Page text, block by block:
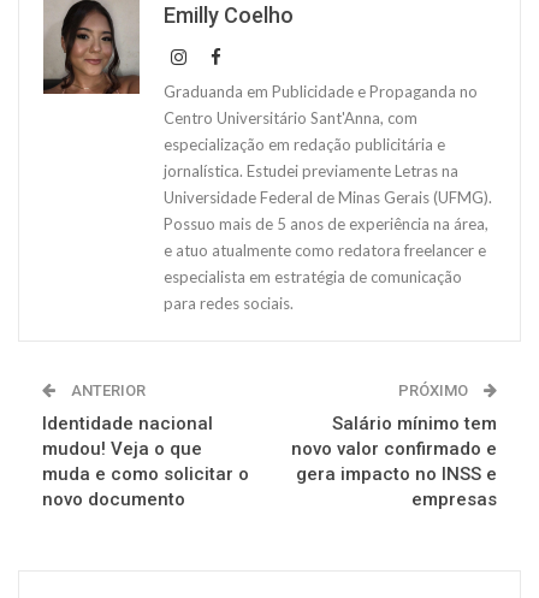
Emilly Coelho
Graduanda em Publicidade e Propaganda no
Centro Universitário Sant'Anna, com
especialização em redação publicitária e
jornalística. Estudei previamente Letras na
Universidade Federal de Minas Gerais (UFMG).
Possuo mais de 5 anos de experiência na área,
e atuo atualmente como redatora freelancer e
especialista em estratégia de comunicação
para redes sociais.
ANTERIOR
Identidade nacional
mudou! Veja o que
muda e como solicitar o
novo documento
PRÓXIMO
Salário mínimo tem
novo valor confirmado e
gera impacto no INSS e
empresas